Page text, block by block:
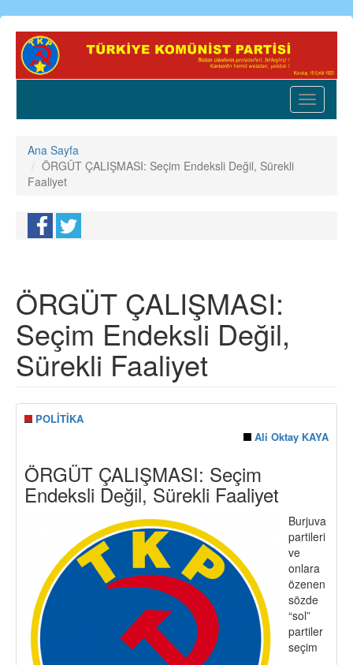
Ana
içeriğe
Toggle
Ana Sayfa
ÖRGÜT ÇALIŞMASI: Seçim Endeksli Değil, Sürekli
Faaliyet
ÖRGÜT ÇALIŞMASI:
Seçim Endeksli Değil,
Sürekli Faaliyet
POLİTİKA
Ali Oktay KAYA
ÖRGÜT ÇALIŞMASI: Seçim
Endeksli Değil, Sürekli Faaliyet
Burjuva
partileri
ve
onlara
özenen
sözde
“sol”
partiler
seçim